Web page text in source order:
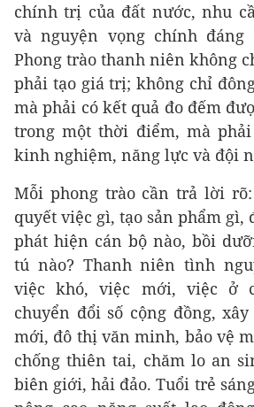
chính trị của đất nước, nhu
và nguyện vọng chính đáng
Phong trào thanh niên không
phải tạo giá trị; không chỉ
mà phải có kết quả đo đếm
trong một thời điểm, mà
kinh nghiệm, năng lực và đội
Mỗi phong trào cần trả lời
quyết việc gì, tạo sản phẩm gì,
phát hiện cán bộ nào, bồi
tú nào? Thanh niên tình
việc khó, việc mới, việc ở
chuyển đổi số cộng đồng,
mới, đô thị văn minh, bảo vệ
chống thiên tai, chăm lo an
biên giới, hải đảo. Tuổi trẻ